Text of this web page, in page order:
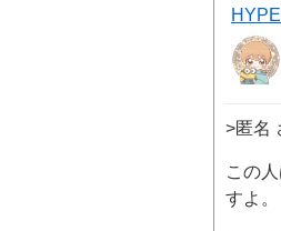
>匿名
この
すよ。